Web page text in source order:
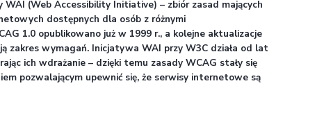
– co to jest i